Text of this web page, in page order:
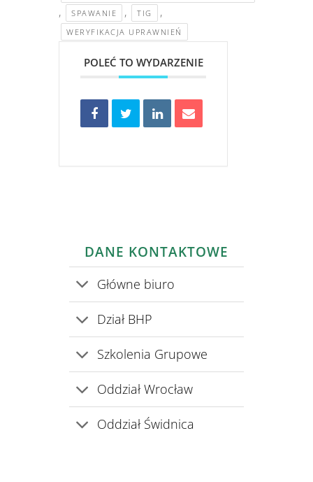
, SPAWANIE , TIG ,
WERYFIKACJA UPRAWNIEŃ
POLEĆ TO WYDARZENIE
DANE KONTAKTOWE
Główne biuro
Dział BHP
Szkolenia Grupowe
Oddział Wrocław
Oddział Świdnica